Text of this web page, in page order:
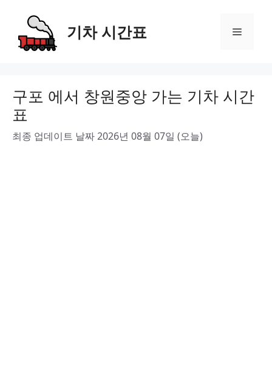
content
기차 시간표 Menu
구포 에서 창원중앙 가는 기차 시간
표
최종 업데이트 날짜 2026년 08월 07일 (오늘)